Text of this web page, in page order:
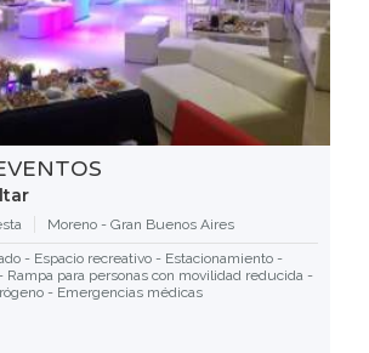
Moreno - Gran Buenos Aires
- Espacio recreativo - Estacionamiento -
Rampa para personas con movilidad reducida -
- Emergencias médicas